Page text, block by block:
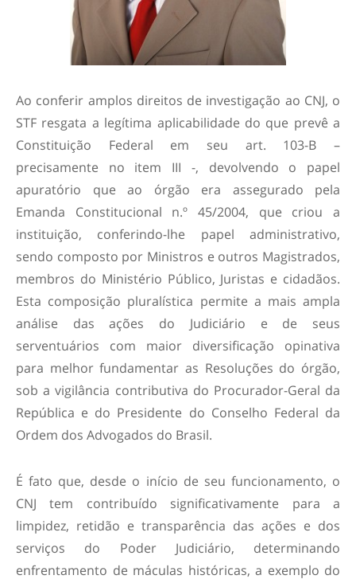
Ao conferir amplos direitos de investigação ao CNJ, o
STF resgata a legítima aplicabilidade do que prevê a
Constituição Federal em seu art. 103-B –
precisamente no item III -, devolvendo o papel
apuratório que ao órgão era assegurado pela
Emanda Constitucional n.º 45/2004, que criou a
instituição, conferindo-lhe papel administrativo,
sendo composto por Ministros e outros Magistrados,
membros do Ministério Público, Juristas e cidadãos.
Esta composição pluralística permite a mais ampla
análise das ações do Judiciário e de seus
serventuários com maior diversificação opinativa
para melhor fundamentar as Resoluções do órgão,
sob a vigilância contributiva do Procurador-Geral da
República e do Presidente do Conselho Federal da
Ordem dos Advogados do Brasil.
É fato que, desde o início de seu funcionamento, o
CNJ tem contribuído significativamente para a
limpidez, retidão e transparência das ações e dos
serviços do Poder Judiciário, determinando
enfrentamento de máculas históricas, a exemplo do